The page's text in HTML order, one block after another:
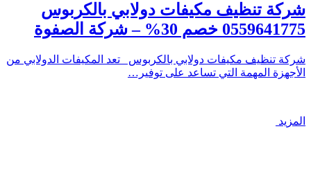
شركة تنظيف مكيفات دولابي بالكربوس
0559641775 خصم 30% – شركة الصفوة
شركة تنظيف مكيفات دولابي بالكربوس تعد المكيفات الدولابي من
الأجهزة المهمة التي تساعد على توفير…
المزيد